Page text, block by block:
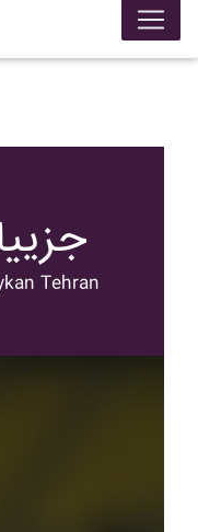
Tehran